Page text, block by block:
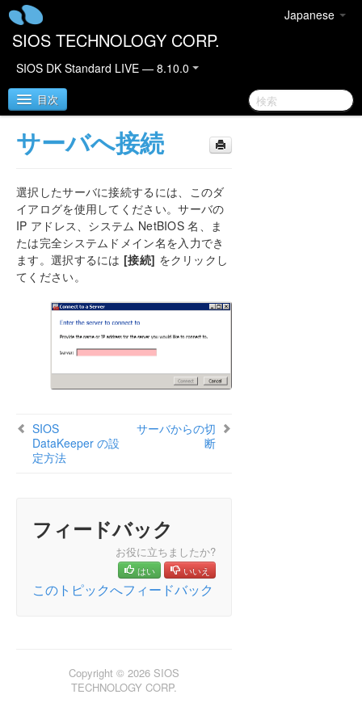
Japanese
SIOS TECHNOLOGY CORP.
SIOS DK Standard LIVE — 8.10.0
目次
SIOS DataKeeper for Windows
DataKeeper クイックスタートガイド
DataKeeper for Windows テクニカルドキュメンテ
ーション
はじめに
設定
DataKeeper の管理
ユーザーガイド
入門
セットアップ
SIOS DataKeeper の設定方法
ジョブの作成
Windows Server 2012 上での Microsoft iSCSI ター
ゲットと
DataKeeper Notification Icon
DataKeeper ターゲットスナップショット
リソースタグ名の制限
サーバへ接続
選択したサーバに接続するには、このダ
イアログを使用してください。サーバの
IP アドレス、システム NetBIOS 名、ま
たは完全システムドメイン名を入力でき
ます。選択するには [接続] をクリックし
てください。
SIOS
DataKeeper の設
定方法
サーバからの切
断
フィードバック
お役に立ちましたか?
はい いいえ
このトピックへフィードバック
Copyright © 2026 SIOS
TECHNOLOGY CORP.